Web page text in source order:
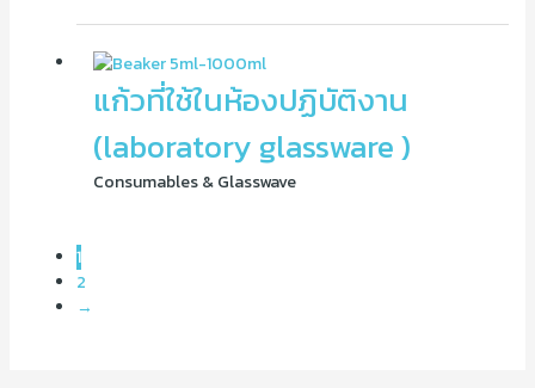
แก้วที่ใช้ในห้องปฏิบัติงาน
(laboratory glassware )
Consumables & Glasswave
1
2
→